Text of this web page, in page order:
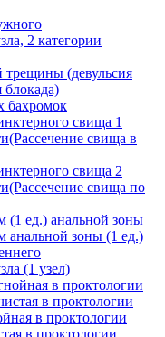
2 категории
трещины (девульсия
блокада)
бахромок
свища 1
свища в
свища 2
свища по
(1 ед.) анальной зоны
анальной зоны (1 ед.)
(1 узел)
в проктологии
в проктологии
в проктологии
в проктологии